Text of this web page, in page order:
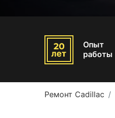
Опыт
работы
Ремонт Cadillac